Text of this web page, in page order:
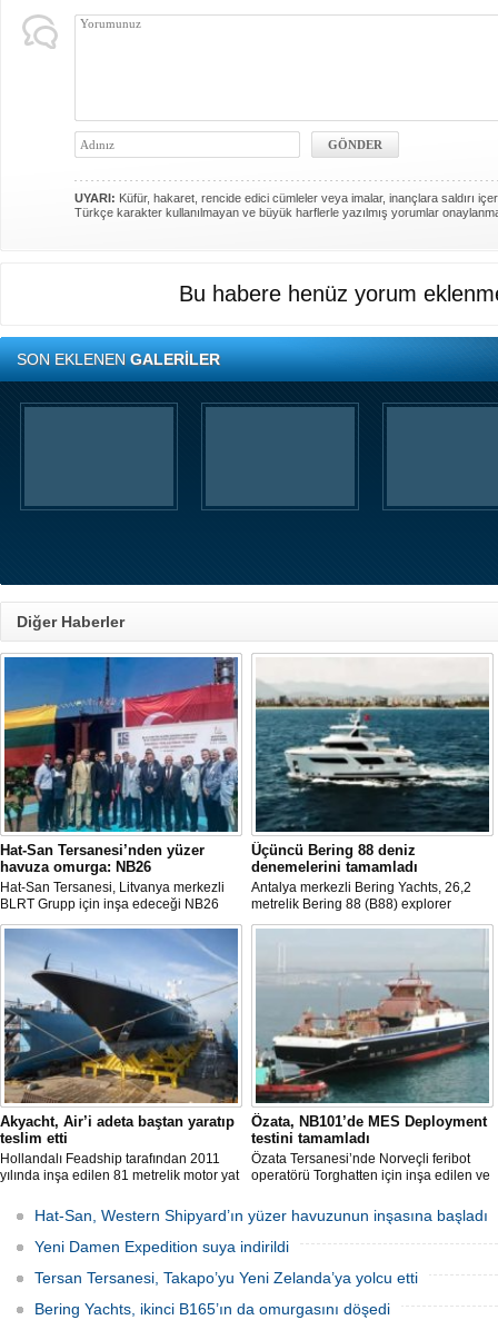
UYARI: Küfür, hakaret, rencide edici cümleler veya imalar, inançlara saldırı
Türkçe karakter kullanılmayan ve büyük harflerle yazılmış yorumlar
Bu habere henüz yorum
SON EKLENENGALERİLER
Diğer Haberler
Hat-San Tersanesi’nden yüzer
havuza omurga: NB26
Hat-San Tersanesi, Litvanya merkezli
BLRT Grupp için inşa edeceği NB26
inşa numaralı yüzer havuzun omurga
yerleştirme törenini Yalova’daki
tersanesinde gerçekleştirdi.
Üçüncü Bering 88 deniz
denemelerini tamamladı
Antalya merkezli Bering Yachts, 26,2
metrelik Bering 88 (B88) explorer
serisinin üçüncü teknesinin ilk deniz
Akyacht, Air’i adeta baştan yaratıp
teslim etti
Hollandalı Feadship tarafından 2011
yılında inşa edilen 81 metrelik motor yat
tersanesindeki büyük refit (yenileme)
sürecini başarıyla sonlandırdı.
Özata, NB101’de MES Deployment
testini tamamladı
Özata Tersanesi’nde Norveçli feribot
operatörü Torghatten için inşa edilen ve
gemide gerçekleştirilen MES (Marine
Evacuation System) Deployment Testi
başarıyla tamamlandı.
Hat-San, Western Shipyard’ın yüzer havuzunun inşasına başladı
Yeni Damen Expedition suya indirildi
Tersan Tersanesi, Takapo’yu Yeni Zelanda’ya yolcu etti
Bering Yachts, ikinci B165’ın da omurgasını döşedi